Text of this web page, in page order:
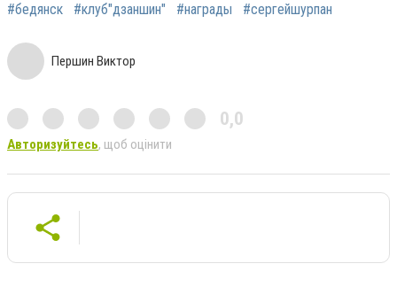
#бедянск #клуб"дзаншин" #награды #сергейшурпан
Першин Виктор
0,0
Авторизуйтесь, щоб оцінити